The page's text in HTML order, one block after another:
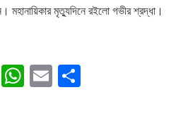
মহানায়িকার মৃত্যুদিনে রইলো গভীর শ্রদ্ধা।
Messenger
WhatsApp
Email